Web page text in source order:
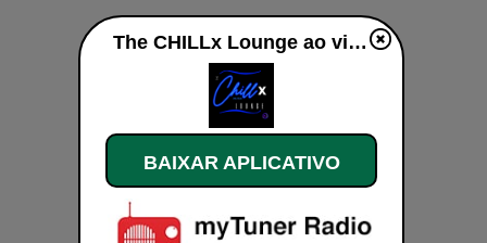
The CHILLx Lounge ao vivo
BAIXAR APLICATIVO